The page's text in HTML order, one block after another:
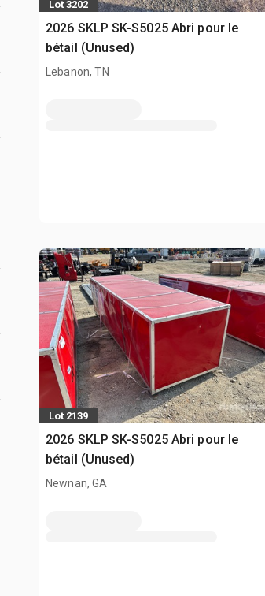
Lot 3202
2026 SKLP SK-S5025 Abri pour le
bétail (Unused)
Lebanon, TN
Lot 2139
2026 SKLP SK-S5025 Abri pour le
bétail (Unused)
Newnan, GA